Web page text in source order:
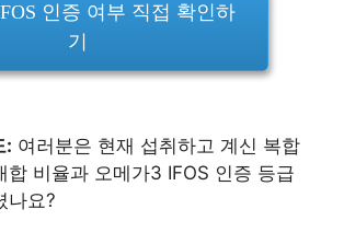
인증 여부 직접 확인하
기
: 여러분은 현재 섭취하고 계신 복합
합 비율과 오메가3 IFOS 인증 등급
나요?